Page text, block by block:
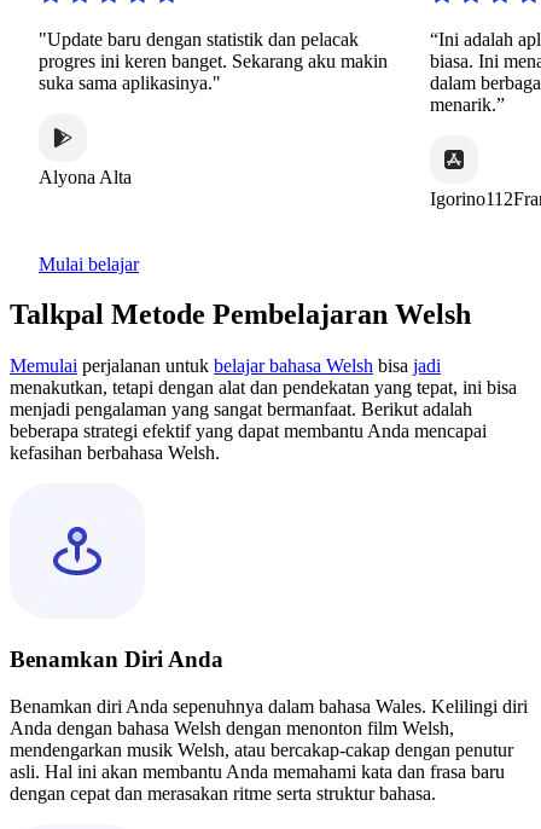
baru dengan statistik dan pelacak
ini keren banget. Sekarang aku makin
sama aplikasinya."
Alta
“Ini adalah aplikasi
biasa. Ini
dalam berbagai
menarik.”
Igorino112France
Mulai belajar
Talkpal Metode Pembelajaran Welsh
Memulai perjalanan untuk belajar bahasa Welsh bisa jadi
menakutkan, tetapi dengan alat dan pendekatan yang tepat, ini bisa
menjadi pengalaman yang sangat bermanfaat. Berikut adalah
beberapa strategi efektif yang dapat membantu Anda mencapai
kefasihan berbahasa Welsh.
Benamkan Diri Anda
Benamkan diri Anda sepenuhnya dalam bahasa Wales. Kelilingi diri
Anda dengan bahasa Welsh dengan menonton film Welsh,
mendengarkan musik Welsh, atau bercakap-cakap dengan penutur
asli. Hal ini akan membantu Anda memahami kata dan frasa baru
dengan cepat dan merasakan ritme serta struktur bahasa.